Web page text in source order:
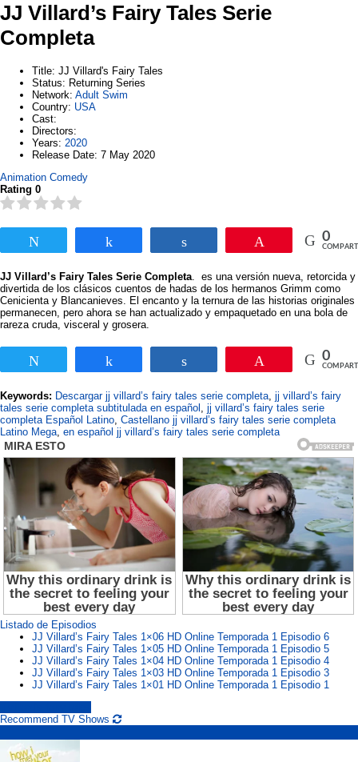
JJ Villard’s Fairy Tales Serie
Completa
Title: JJ Villard's Fairy Tales
Status: Returning Series
Network: Adult Swim
Country: USA
Cast:
Directors:
Years: 2020
Release Date: 7 May 2020
Animation Comedy
Rating 0
0
JJ Villard’s Fairy Tales Serie Completa . es una versión nueva, retorcida y
divertida de los clásicos cuentos de hadas de los hermanos Grimm como
Cenicienta y Blancanieves. El encanto y la ternura de las historias originales
permanecen, pero ahora se han actualizado y empaquetado en una bola de
rareza cruda, visceral y grosera.
0
Keywords: Descargar jj villard’s fairy tales serie completa jj villard’s fairy
tales serie completa subtitulada en español
jj villard’s fairy tales serie
completa Español Latino Castellano jj villard’s fairy tales serie completa
Latino Mega en español jj villard’s fairy tales serie completa
Listado de Episodios
JJ Villard’s Fairy Tales 1×06 HD Online Temporada 1 Episodio 6
JJ Villard’s Fairy Tales 1×05 HD Online Temporada 1 Episodio 5
JJ Villard’s Fairy Tales 1×04 HD Online Temporada 1 Episodio 4
JJ Villard’s Fairy Tales 1×03 HD Online Temporada 1 Episodio 3
JJ Villard’s Fairy Tales 1×01 HD Online Temporada 1 Episodio 1
Recommend TV Shows